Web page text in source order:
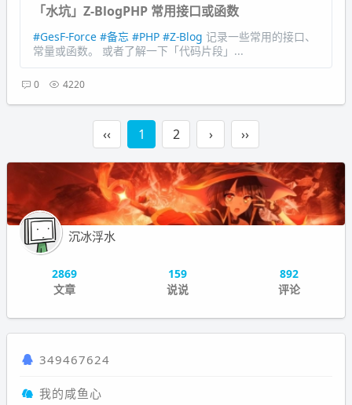
「水坑」Z-BlogPHP 常用接口或函数
#GesF-Force #备忘 #PHP #Z-Blog 记录一些常用的接口、
常量或函数。 或者了解一下「代码片段」...
0 4220
‹‹ 1 2 › ››
沉冰浮水
2869
文章
159
说说
892
评论
349467624
我的咸鱼心